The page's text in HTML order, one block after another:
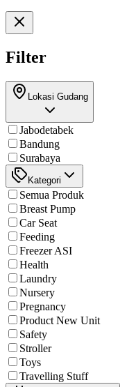
Filter
Lokasi Gudang
Jabodetabek
Bandung
Surabaya
Kategori
Semua Produk
Breast Pump
Car Seat
Feeding
Freezer ASI
Health
Laundry
Nursery
Pregnancy
Product New Unit
Safety
Stroller
Toys
Travelling Stuff